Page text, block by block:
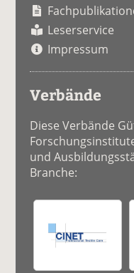
Leserservice
Impressum
Verbände
Diese Verbände
und
Branche: